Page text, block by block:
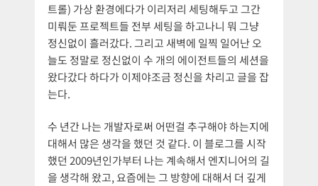
트롤) 가상 환경에다가 이리저리 세팅해두고 그간
미뤄둔 프로젝트들 전부 세팅을 하고나니 뭐 그냥
정신없이 흘러갔다. 그리고 새벽에 일찍 일어난 오
늘도 정말로 정신없이 수 개의 에이전트들의 세션을
왔다갔다 하다가 이제야조금 정신을 차리고 글을 잡
는다.
수 년간 나는 개발자로써 어떤걸 추구해야 하는지에
대해서 많은 생각을 했던 것 같다. 이 블로그를 시작
했던 2009년인가부터 나는 계속해서 엔지니어의 길
을 생각해 왔고, 요즘에는 그 방향에 대해서 더 깊게